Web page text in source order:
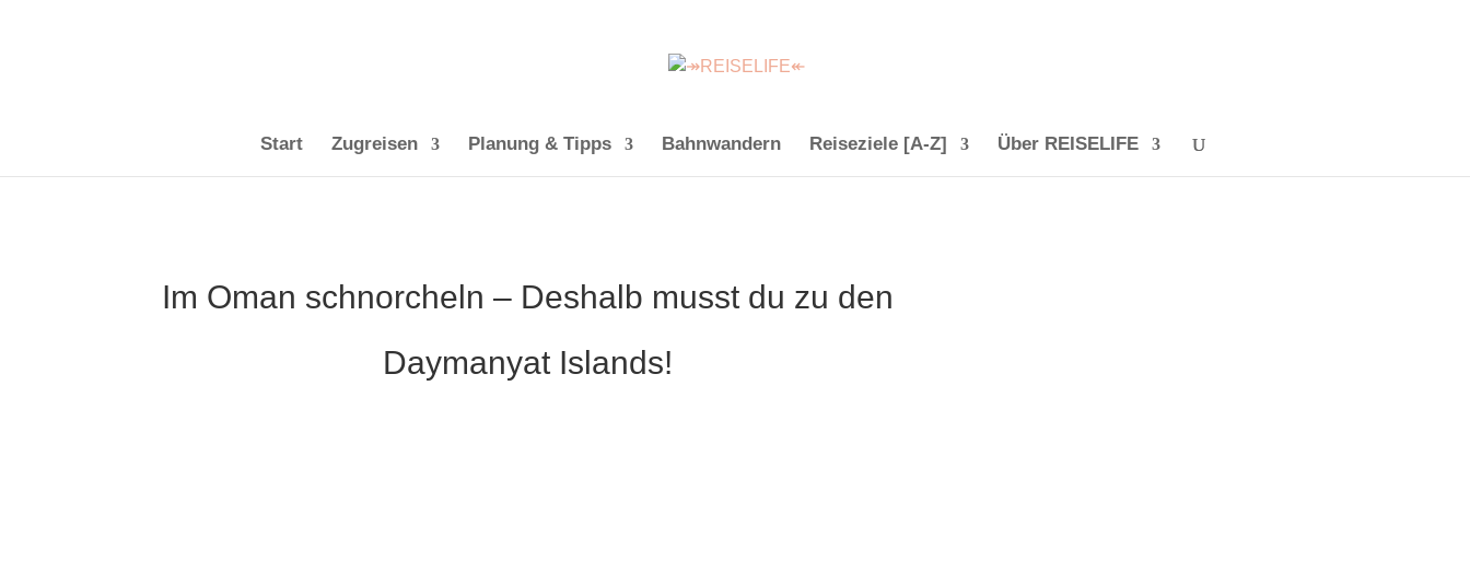
Start Zugreisen Planung & Tipps Bahnwandern Reiseziele [A-Z] Über REISELIFE
Im Oman schnorcheln – Deshalb musst du zu den
Daymanyat Islands!